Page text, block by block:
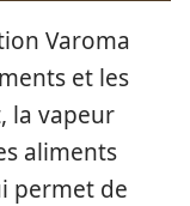
Varoma
et les
la vapeur
aliments
permet de